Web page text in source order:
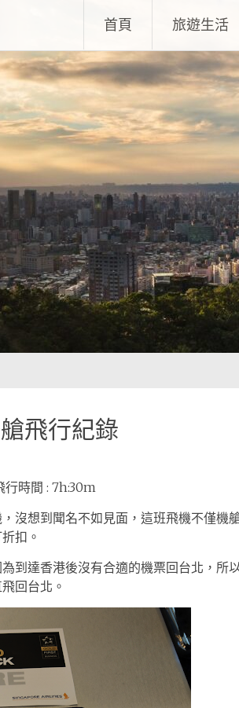
to
首頁 旅遊生活
飛行紀錄
行時間 : 7h:30m
沒想到聞名不如見面，這班飛機不僅機
扣。
到達香港後沒有合適的機票回台北，所
回台北。